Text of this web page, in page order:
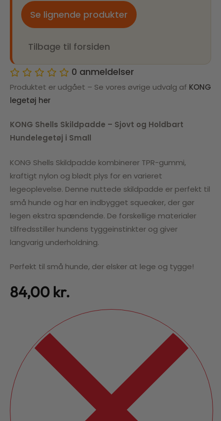
Se lignende produkter
Tilbage til forsiden
0 anmeldelser
Produktet er udgået – Se vores øvrige udvalg af KONG
legetøj her
KONG Shells Skildpadde – Sjovt og Holdbart
Hundelegetøj i Small
KONG Shells Skildpadde kombinerer TPR-gummi,
kraftigt nylon og blødt plys for en varieret
legeoplevelse. Denne nuttede skildpadde er perfekt til
små hunde og har en indbygget squeaker, der gør
legen ekstra spændende. De forskellige materialer
tilfredsstiller hundens tyggeinstinkter og giver
langvarig underholdning.
Perfekt til små hunde, der elsker at lege og tygge!
84,00 kr.